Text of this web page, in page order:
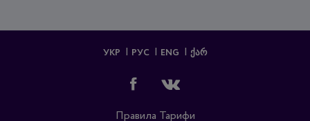
УКР РУС ENG ᲥᲐᲠ
Правила Тарифи